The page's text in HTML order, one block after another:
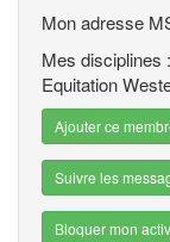
Mon adresse
Mes disciplines
Equitation
Ajouter ce
Suivre les
Bloquer mon